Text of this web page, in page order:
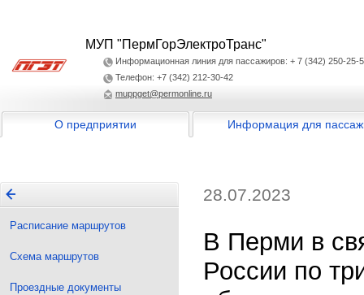
МУП "ПермГорЭлектроТранс"
Информационная линия для пассажиров: + 7 (342) 250-25-
Телефон: +7 (342) 212-30-42
muppget@permonline.ru
О предприятии Информация для
Расписание маршрутов
Схема маршрутов
Проездные документы
28.07.2023
В Перми в
России по